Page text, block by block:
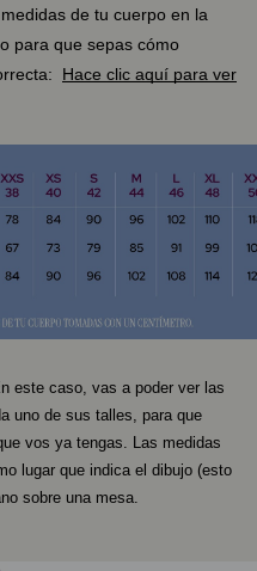
de tu cuerpo en la
para que sepas cómo
Hace clic aquí para ver
este caso, vas a poder ver las
uno de sus talles, para que
vos ya tengas. Las medidas
lugar que indica el dibujo (esto
sobre una mesa.